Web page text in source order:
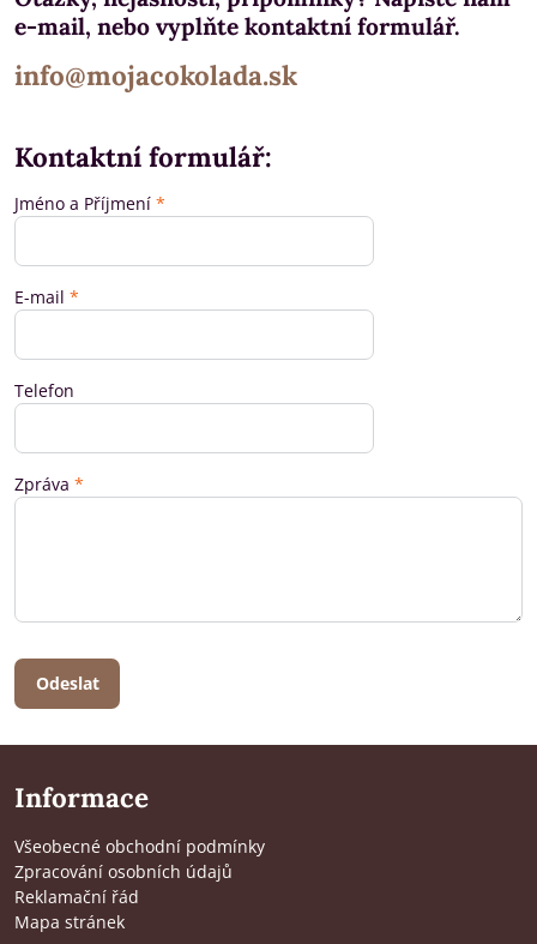
e-mail, nebo vyplňte kontaktní formulář.
info@mojacokolada.sk
Kontaktní formulář:
Jméno a Příjmení *
E-mail *
Telefon
Zpráva *
Odeslat
Informace
Všeobecné obchodní podmínky
Zpracování osobních údajů
Reklamační řád
Mapa stránek